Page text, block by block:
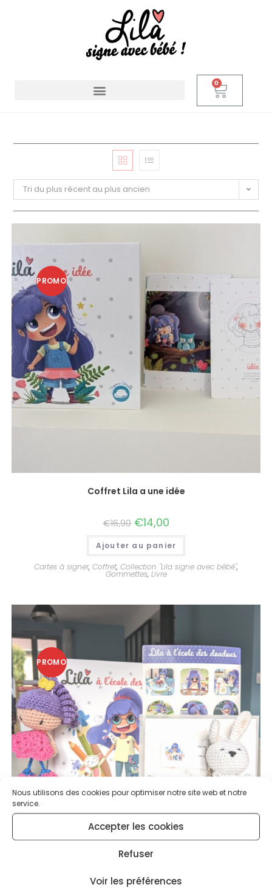
Nous utilisons des cookies pour optimiser notre site web et notre
service.
Accepter les cookies
Refuser
Voir les préférences
0
Tri du plus récent au plus ancien
PROMO
!
Coffret Lila a une idée
€16,90 €14,00
Ajouter au panier
Cartes à signer, Coffret, Collection "Lila signe avec bébé",
Gommettes, Livre
PROMO
!